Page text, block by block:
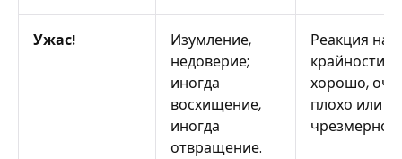
Ужас!
Изумление,
недоверие;
иногда
восхищение,
иногда
отвращение.
Реакция на
крайности:
хорошо,
плохо или
чрезмерно.